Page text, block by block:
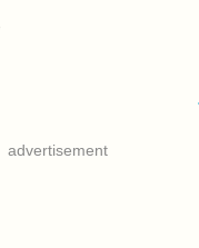
advertisement